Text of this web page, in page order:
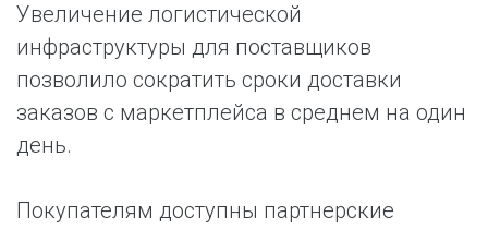
Увеличение логистической
инфраструктуры для поставщиков
позволило сократить сроки доставки
заказов с маркетплейса в среднем на один
день.
Покупателям доступны партнерские